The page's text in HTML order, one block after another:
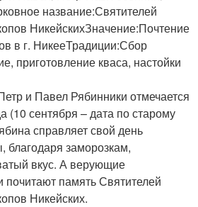
название:Святителей
НикейскихЗначение:Почтение
в г. НикееТрадиции:Сбор
приготовление кваса, настойки
и Павел Рябинники отмечается
(10 сентября – дата по старому
справляет свой день
благодаря заморозкам,
вкус. А верующие
почитают память Святителей
Никейских.